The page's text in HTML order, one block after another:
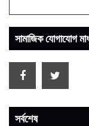
সামাজিক যোগাযোগ
সর্বশেষ